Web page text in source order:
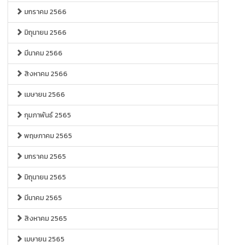
มกราคม 2566
มิถุนายน 2566
มีนาคม 2566
สิงหาคม 2566
เมษายน 2566
กุมภาพันธ์ 2565
พฤษภาคม 2565
มกราคม 2565
มิถุนายน 2565
มีนาคม 2565
สิงหาคม 2565
เมษายน 2565